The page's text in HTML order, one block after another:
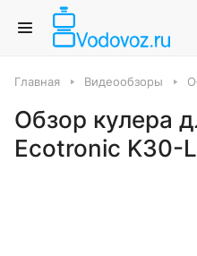
Главная Видеообзоры
Обзор кулера
Ecotronic K30-